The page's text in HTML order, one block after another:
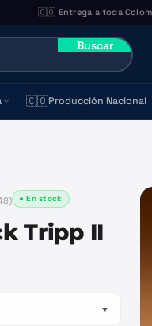
🇨🇴 Entrega a toda
Buscar
🇨🇴Producción Nacional
) ● En stock
Tripp II
▼